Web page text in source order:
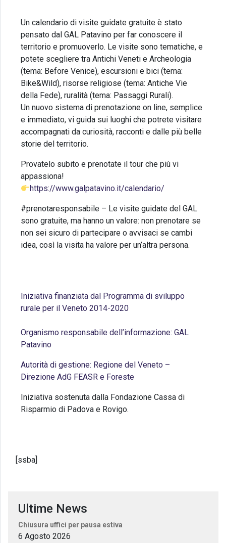
Un calendario di visite guidate gratuite è stato
pensato dal GAL Patavino per far conoscere il
territorio e promuoverlo. Le visite sono tematiche, e
potete scegliere tra Antichi Veneti e Archeologia
(tema: Before Venice), escursioni e bici (tema:
Bike&Wild), risorse religiose (tema: Antiche Vie
della Fede), ruralità (tema: Passaggi Rurali).
Un nuovo sistema di prenotazione on line, semplice
e immediato, vi guida sui luoghi che potrete visitare
accompagnati da curiosità, racconti e dalle più belle
storie del territorio.
Provatelo subito e prenotate il tour che più vi
appassiona!
https://www.galpatavino.it/calendario/
#prenotaresponsabile – Le visite guidate del GAL
sono gratuite, ma hanno un valore: non prenotare se
non sei sicuro di partecipare o avvisaci se cambi
idea, così la visita ha valore per un’altra persona.
Iniziativa finanziata dal Programma di sviluppo
rurale per il Veneto 2014-2020
Organismo responsabile dell’informazione: GAL
Patavino
Autorità di gestione: Regione del Veneto –
Direzione AdG FEASR e Foreste
Iniziativa sostenuta dalla Fondazione Cassa di
Risparmio di Padova e Rovigo.
[ssba]
Ultime News
Chiusura uffici per pausa estiva
6 Agosto 2026